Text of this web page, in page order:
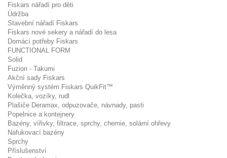
Fiskars nářadí pro děti
Údržba
Stavební nářadí Fiskars
Fiskars nové sekery a nářadí do lesa
Domácí potřeby Fiskars
FUNCTIONAL FORM
Solid
Fuzion - Takumi
Akční sady Fiskars
Výměnný systém Fiskars QuikFit™
Kolečka, vozíky, rudl
Plašiče Deramax, odpuzovače, návnady, pasti
Popelnice a kontejnery
Bazény, vířivky, filtrace, sprchy, chemie, solární ohřevy
Nafukovací bazény
Sprchy
Příslušenství